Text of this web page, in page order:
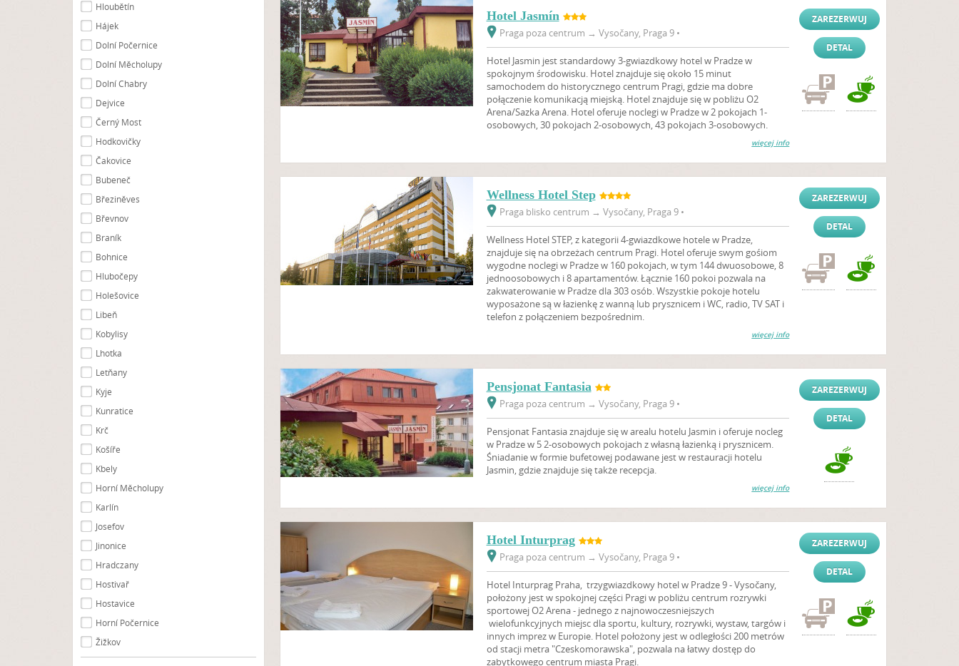
Hloubětín
Hájek
Dolní Počernice
Dolní Měcholupy
Dolní Chabry
Dejvice
Černý Most
Hodkovičky
Čakovice
Bubeneč
Březiněves
Břevnov
Braník
Bohnice
Hlubočepy
Holešovice
Libeň
Kobylisy
Lhotka
Letňany
Kyje
Kunratice
Krč
Košíře
Kbely
Horní Měcholupy
Karlín
Josefov
Jinonice
Hradczany
Hostivař
Hostavice
Horní Počernice
Žižkov
Hotel Jasmín
Praga poza centrum → Vysočany, Praga 9 •
Hotel Jasmin jest standardowy 3-gwiazdkowy hotel w Pradze w
spokojnym środowisku. Hotel znajduje się około 15 minut
samochodem do historycznego centrum Pragi, gdzie ma dobre
połączenie komunikacją miejską. Hotel znajduje się w pobliżu O2
Arena/Sazka Arena. Hotel oferuje noclegi w Pradze w 2 pokojach 1-
osobowych, 30 pokojach 2-osobowych, 43 pokojach 3-osobowych.
więcej info
ZAREZERWUJ
DETAL
Wellness Hotel Step
Praga blisko centrum → Vysočany, Praga 9 •
Wellness Hotel STEP, z kategorii 4-gwiazdkowe hotele w Pradze,
znajduje się na obrzeżach centrum Pragi. Hotel oferuje swym gośiom
wygodne noclegi w Pradze w 160 pokojach, w tym 144 dwuosobowe, 8
jednoosobowych i 8 apartamentów. Łącznie 160 pokoi pozwala na
zakwaterowanie w Pradze dla 303 osób. Wszystkie pokoje hotelu
wyposażone są w łazienkę z wanną lub prysznicem i WC, radio, TV SAT i
telefon z połączeniem bezpośrednim.
więcej info
ZAREZERWUJ
DETAL
Pensjonat Fantasia
Praga poza centrum → Vysočany, Praga 9 •
Pensjonat Fantasia znajduje się w arealu hotelu Jasmin i oferuje nocleg
w Pradze w 5 2-osobowych pokojach z własną łazienką i prysznicem.
Śniadanie w formie bufetowej podawane jest w restauracji hotelu
Jasmin, gdzie znajduje się także recepcja.
więcej info
ZAREZERWUJ
DETAL
Hotel Inturprag
Praga poza centrum → Vysočany, Praga 9 •
Hotel Inturprag Praha, trzygwiazdkowy hotel w Pradze 9 - Vysočany,
położony jest w spokojnej części Pragi w pobliżu centrum rozrywki
sportowej O2 Arena - jednego z najnowoczesniejszych
wielofunkcyjnych miejsc dla sportu, kultury, rozrywki, wystaw, targów i
innych imprez w Europie. Hotel położony jest w odległości 200 metrów
od stacji metra "Czeskomorawska", pozwala na łatwy dostęp do
zabytkowego centrum miasta Pragi.
ZAREZERWUJ
DETAL